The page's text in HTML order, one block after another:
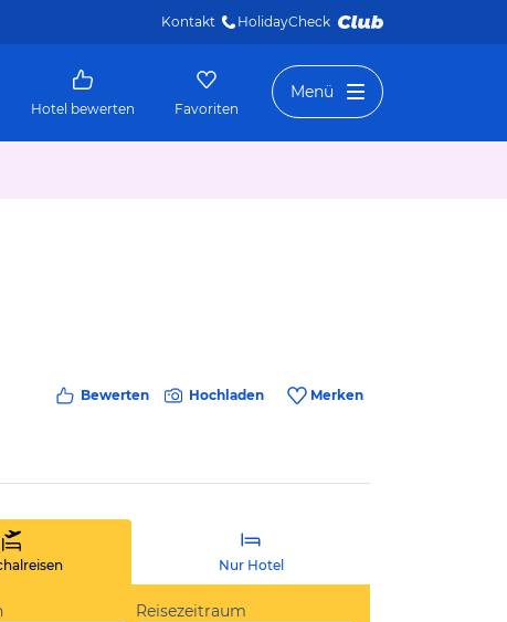
Kontakt HolidayCheck
Hotel bewerten Favoriten
Menü
Bewerten Hochladen Merken
Nur Hotel
Reisezeitraum